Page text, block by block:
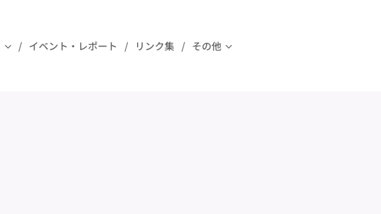
イベント・レポート リンク集 その他